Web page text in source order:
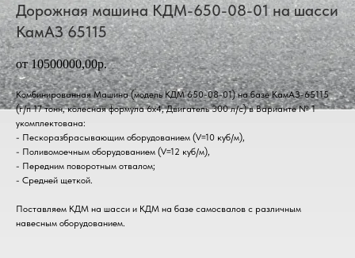
Дорожная машина КДМ-650-08-01 на шасси
КамАЗ 65115
от 10500000,00р.
Комбинированная Машина (модель КДМ 650-08-01) на базе КамАЗ-65115
(г/п 17 тонн, колесная формула 6х4, Двигатель 300 л/с) в Варианте № 1
укомплектована:
- Пескоразбрасывающим оборудованием (V=10 куб/м),
- Поливомоечным оборудованием (V=12 куб/м),
- Передним поворотным отвалом;
- Средней щеткой.
Поставляем КДМ на шасси и КДМ на базе самосвалов с различным
навесным оборудованием.